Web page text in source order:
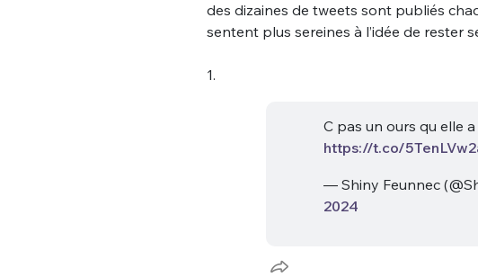
des dizaines de tweets sont publiés
sentent plus sereines à l’idée de rester
1.
C pas un ours qu elle
https://t.co/
— Shiny Feunnec
2024